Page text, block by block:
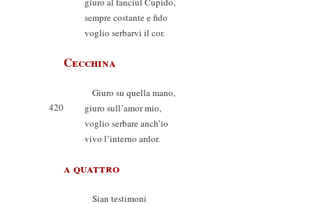
sempre costante e fido
voglio serbarvi il cor.
Cecchina
Giuro su quella mano,
420
giuro sull’amor mio,
voglio serbare anch’io
vivo l’interno ardor.
a quattro
Sian testimoni